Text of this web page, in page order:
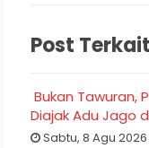
Post Terkait
Bukan Tawuran,
Diajak Adu Jago
Sabtu, 8 Agu 2026